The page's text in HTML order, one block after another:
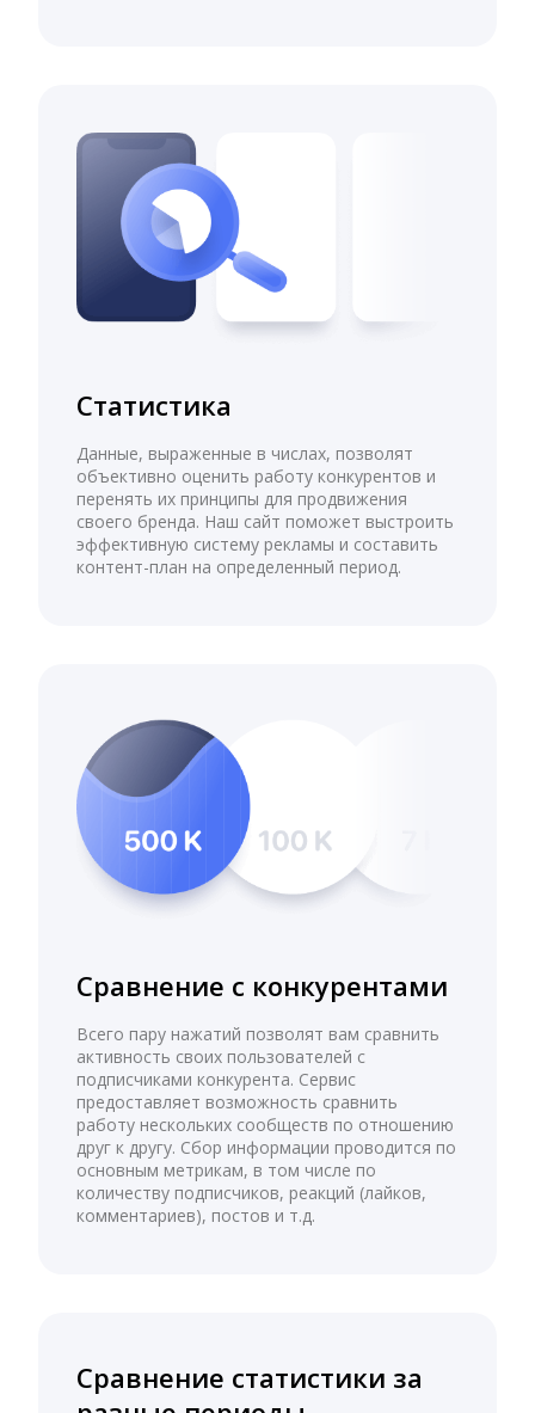
Статистика
Данные, выраженные в числах, позволят
объективно оценить работу конкурентов и
перенять их принципы для продвижения
своего бренда. Наш сайт поможет выстроить
эффективную систему рекламы и составить
контент-план на определенный период.
Сравнение с конкурентами
Всего пару нажатий позволят вам сравнить
активность своих пользователей с
подписчиками конкурента. Сервис
предоставляет возможность сравнить
работу нескольких сообществ по отношению
друг к другу. Сбор информации проводится по
основным метрикам, в том числе по
количеству подписчиков, реакций (лайков,
комментариев), постов и т.д.
Сравнение статистики за